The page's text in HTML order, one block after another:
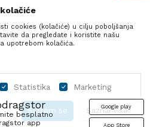
besplatno
app
Google play
App Store
cookies (kolačiće) u cilju poboljšanja
da pregledate i koristite našu
upotrebom kolačića.
Statistika Marketing
Saznaj više
Slažem se